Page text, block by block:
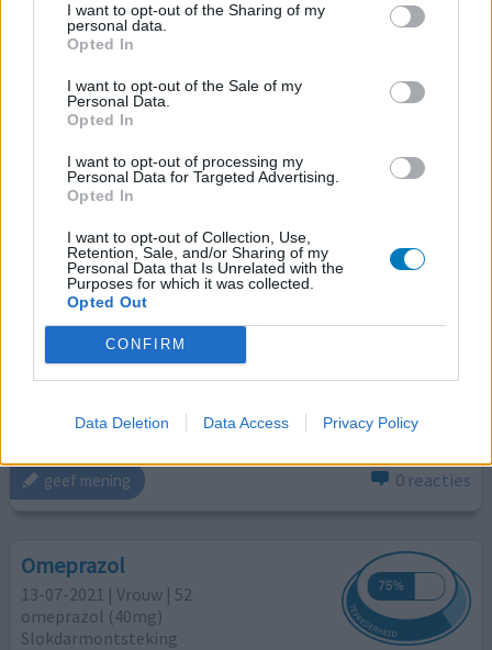
I want to opt-out of the Sharing of my
personal data.
Opted In
I want to opt-out of the Sale of my
Personal Data.
Opted In
I want to opt-out of processing my
Personal Data for Targeted Advertising.
Opted In
I want to opt-out of Collection, Use,
Retention, Sale, and/or Sharing of my
Personal Data that Is Unrelated with the
Purposes for which it was collected.
Opted Out
CONFIRM
Data Deletion Data Access Privacy Policy
30-07-2021 | Vrouw | 65
omeprazol (40mg)
Effectiviteit
Hoeveelheid bijwerkingen
Eerst omeprazol focus, hielp iets maar raakte helemaal
verstopt. Over naar omeprazol Teva. Enorme
zuuraanvallen, kon niet meer eten, zakte door mijn
benen en kon haast niet ademen. Huisarts op vacantie,
vervanger verhoogde de dosis. 4 weken op bed gelegen,
zonder eten. Paar keer in elkaar gezakt.Uiteindelijk op de
[lees meer...]
geef mening 0 reacties
Omeprazol
13-07-2021 | Vrouw | 52
omeprazol (40mg)
Slokdarmontsteking